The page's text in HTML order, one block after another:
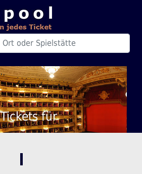
Tickets für
,